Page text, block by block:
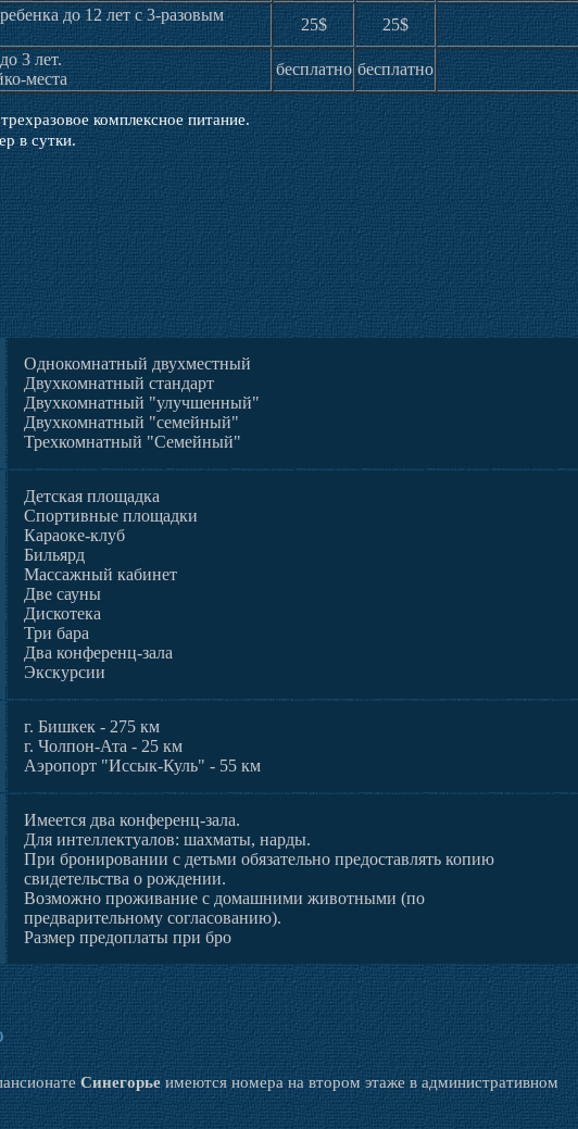
до 12 лет с 3-разовым
25$
25$
3 лет.
места
бесплатно бесплатно
комплексное питание.
в сутки.
Однокомнатный двухместный
Двухкомнатный стандарт
Двухкомнатный "улучшенный"
Двухкомнатный "семейный"
Трехкомнатный "Семейный"
Детская площадка
Спортивные площадки
Караоке-клуб
Бильярд
Массажный кабинет
Две сауны
Дискотека
Три бара
Два конференц-зала
Экскурсии
г. Бишкек - 275 км
г. Чолпон-Ата - 25 км
Аэропорт "Иссык-Куль" - 55 км
Имеется два конференц-зала.
Для интеллектуалов: шахматы, нарды.
При бронировании с детьми обязательно предоставлять копию
свидетельства о рождении.
Возможно проживание с домашними животными (по
предварительному согласованию).
Размер предоплаты при бро
Синегорье имеются номера на втором этаже в административном